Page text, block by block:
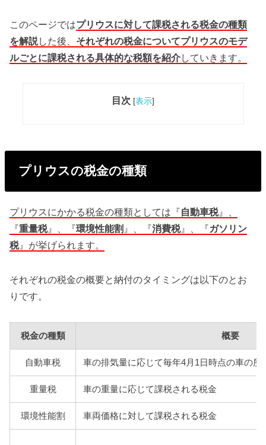
このページではプリウスに対して課税される税金の種類
を解説した後、 それぞれの税金についてプリウスのモデ
ルごとに課税される具体的な税額を紹介していきます。
目次 [表示]
プリウスの税金の種類
プリウスにかかる税金の種類としては『自動車税』、
『重量税』、『環境性能割 』、『消費税』、『ガソリン
税』が挙げられます。
それぞれの税金の概要と納付のタイミングは以下のとお
りです。
税金の種類 概要
自動車税 車の排気量に応じて毎年4月1日時点の車の
重量税 車の重量に応じて課税される税金
環境性能割 車両価格に対して課税される税金